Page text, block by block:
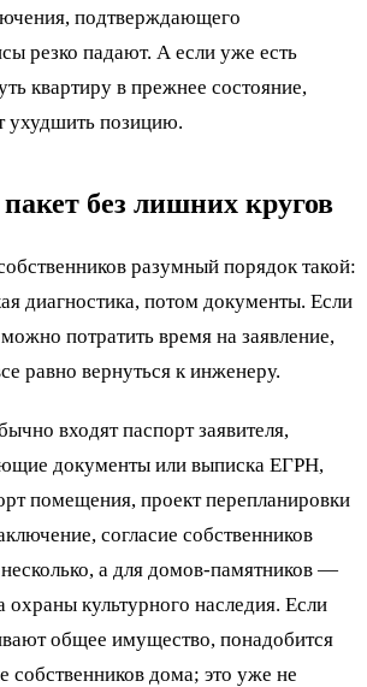
подтверждающего
резко падают. А если уже есть
квартиру в прежнее состояние,
ухудшить позицию.
без лишних кругов
разумный порядок такой:
диагностика, потом документы. Если
потратить время на заявление,
равно вернуться к инженеру.
входят паспорт заявителя,
документы или выписка ЕГРН,
помещения, проект перепланировки
согласие собственников
а для домов-памятников —
охраны культурного наследия. Если
общее имущество, понадобится
собственников дома; это уже не